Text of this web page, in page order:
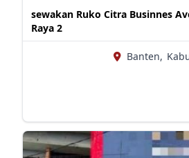
sewakan Ruko Citra Businnes
Raya 2
Banten,